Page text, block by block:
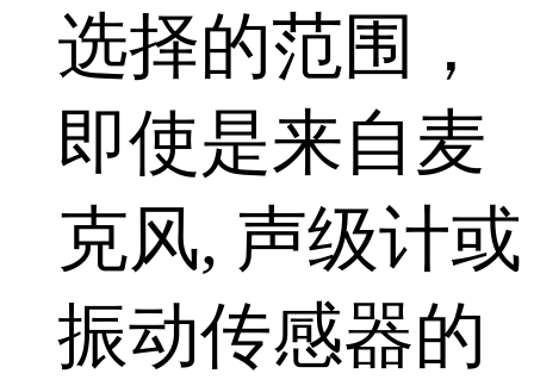
选择的范围，
即使是来自麦
克风, 声级计或
振动传感器的